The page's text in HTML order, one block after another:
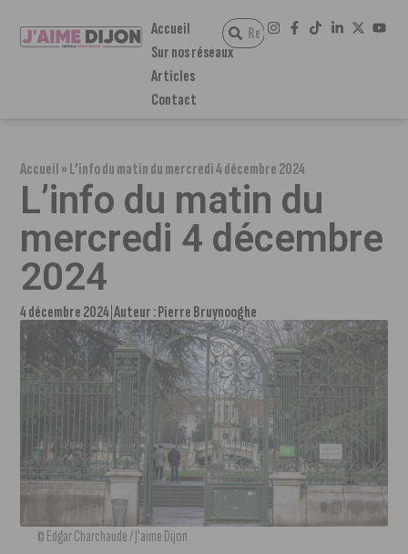
Accueil
Sur nos réseaux
Articles
Contact
Accueil»L’info du matin du mercredi 4 décembre 2024
L’info du matin du
mercredi 4 décembre
2024
4 décembre 2024 Auteur :Pierre Bruynooghe
© Edgar Charchaude / J'aime Dijon